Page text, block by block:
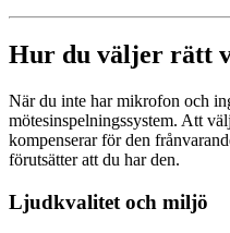
Hur du väljer rätt
När du inte har mikrofon och
mötesinspelningssystem. Att
kompenserar för den
förutsätter att du har den.
Ljudkvalitet och miljö